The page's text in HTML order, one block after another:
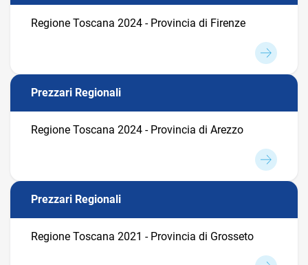
Regione Toscana 2024 - Provincia di Firenze
Prezzari Regionali
Regione Toscana 2024 - Provincia di Arezzo
Prezzari Regionali
Regione Toscana 2021 - Provincia di Grosseto